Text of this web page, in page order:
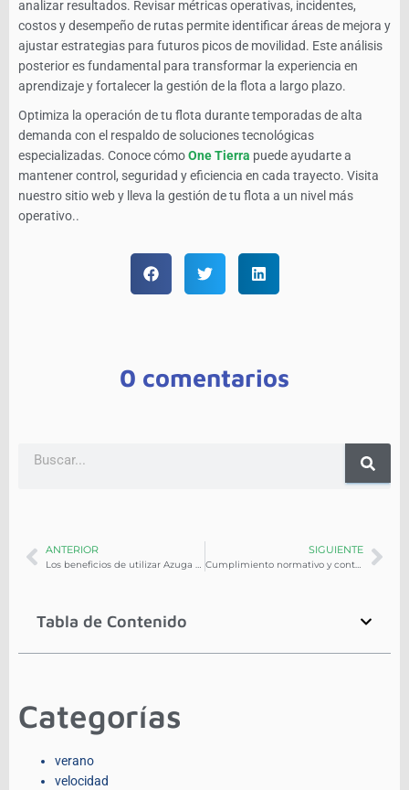
analizar resultados. Revisar métricas operativas, incidentes,
costos y desempeño de rutas permite identificar áreas de mejora y
ajustar estrategias para futuros picos de movilidad. Este análisis
posterior es fundamental para transformar la experiencia en
aprendizaje y fortalecer la gestión de la flota a largo plazo.
Optimiza la operación de tu flota durante temporadas de alta
demanda con el respaldo de soluciones tecnológicas
especializadas. Conoce cómoOne Tierra puede ayudarte a
mantener control, seguridad y eficiencia en cada trayecto. Visita
nuestro sitio web y lleva la gestión de tu flota a un nivel más
operativo..
0 comentarios
ANTERIOR SIGUIENTE
Cumplimiento normativo y control de flotas: cómo evitar multas y riesgos operativos
Tabla de Contenido
Categorías
verano
velocidad